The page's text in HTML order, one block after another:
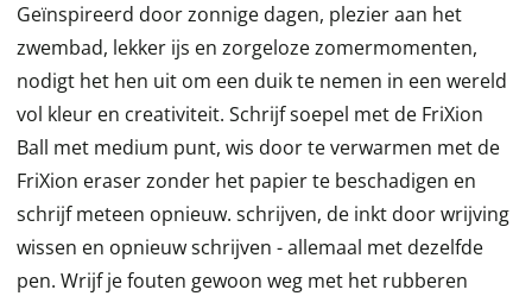
Geïnspireerd door zonnige dagen, plezier aan het
zwembad, lekker ijs en zorgeloze zomermomenten,
nodigt het hen uit om een duik te nemen in een wereld
vol kleur en creativiteit. Schrijf soepel met de FriXion
Ball met medium punt, wis door te verwarmen met de
FriXion eraser zonder het papier te beschadigen en
schrijf meteen opnieuw. schrijven, de inkt door wrijving
wissen en opnieuw schrijven - allemaal met dezelfde
pen. Wrijf je fouten gewoon weg met het rubberen